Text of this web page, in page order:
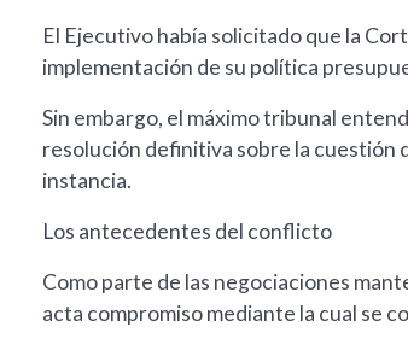
El Ejecutivo había solicitado que la
implementación de su política
Sin embargo, el máximo tribunal
resolución definitiva sobre la cuestión
instancia.
Los antecedentes del conflicto
Como parte de las negociaciones
acta compromiso mediante la cual se